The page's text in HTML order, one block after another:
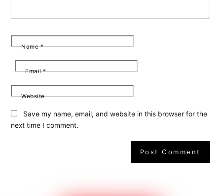
Name*
Email*
Website
Save my name, email, and website in this browser for the
next time I comment.